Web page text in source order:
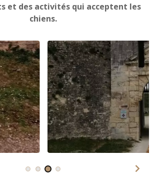
et des activités qui acceptent les
chiens.